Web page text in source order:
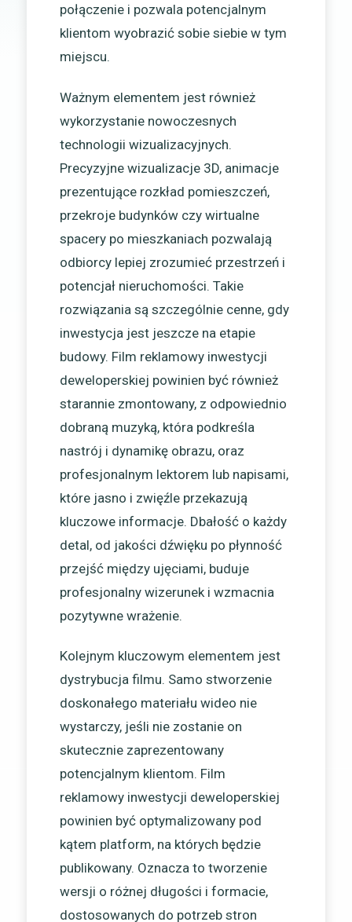
połączenie i pozwala potencjalnym
klientom wyobrazić sobie siebie w tym
miejscu.
Ważnym elementem jest również
wykorzystanie nowoczesnych
technologii wizualizacyjnych.
Precyzyjne wizualizacje 3D, animacje
prezentujące rozkład pomieszczeń,
przekroje budynków czy wirtualne
spacery po mieszkaniach pozwalają
odbiorcy lepiej zrozumieć przestrzeń i
potencjał nieruchomości. Takie
rozwiązania są szczególnie cenne, gdy
inwestycja jest jeszcze na etapie
budowy. Film reklamowy inwestycji
deweloperskiej powinien być również
starannie zmontowany, z odpowiednio
dobraną muzyką, która podkreśla
nastrój i dynamikę obrazu, oraz
profesjonalnym lektorem lub napisami,
które jasno i zwięźle przekazują
kluczowe informacje. Dbałość o każdy
detal, od jakości dźwięku po płynność
przejść między ujęciami, buduje
profesjonalny wizerunek i wzmacnia
pozytywne wrażenie.
Kolejnym kluczowym elementem jest
dystrybucja filmu. Samo stworzenie
doskonałego materiału wideo nie
wystarczy, jeśli nie zostanie on
skutecznie zaprezentowany
potencjalnym klientom. Film
reklamowy inwestycji deweloperskiej
powinien być optymalizowany pod
kątem platform, na których będzie
publikowany. Oznacza to tworzenie
wersji o różnej długości i formacie,
dostosowanych do potrzeb stron